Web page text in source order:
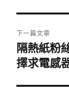
覽
文
章:
下一篇文章
下
一
文
隔熱紙粉
擇求電感